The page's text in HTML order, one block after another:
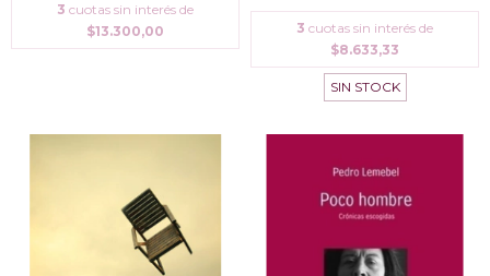
3 cuotas sin interés de
$13.300,00
3 cuotas sin interés de
$8.633,33
SIN STOCK